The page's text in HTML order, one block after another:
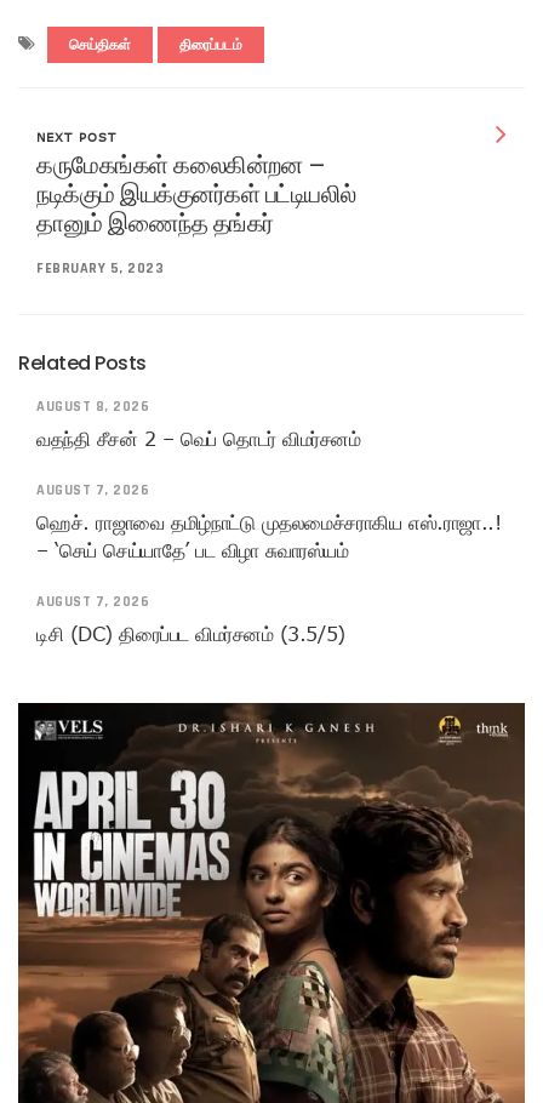
செய்திகள் திரைப்படம்
NEXT POST
கருமேகங்கள் கலைகின்றன –
நடிக்கும் இயக்குனர்கள் பட்டியலில்
தானும் இணைந்த தங்கர்
FEBRUARY 5, 2023
Related Posts
AUGUST 8, 2026
வதந்தி சீசன் 2 – வெப் தொடர் விமர்சனம்
AUGUST 7, 2026
ஹெச். ராஜாவை தமிழ்நாட்டு முதலமைச்சராகிய எஸ்.ராஜா..!
– ‘செய் செய்யாதே’ பட விழா சுவாரஸ்யம்
AUGUST 7, 2026
டிசி (DC) திரைப்பட விமர்சனம் (3.5/5)